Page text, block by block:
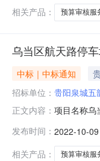
相关产品：
预算审核服
乌当区航天路停
中标｜中标通知
招标单位： 贵阳泉城五
正文内容： 项目名称乌
报价：下浮
发布时间： 2022-10-09
相关产品：
预算审核服